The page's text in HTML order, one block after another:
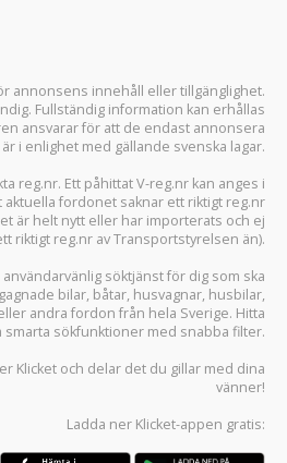
annonsens innehåll eller tillgänglighet.
Fullständig information kan erhållas
ansvarar för att de endast annonsera
i enlighet med gällande svenska lagar.
reg.nr. Ett påhittat V-reg.nr kan anges i
fordonet saknar ett riktigt reg.nr
är helt nytt eller har importerats och ej
riktigt reg.nr av Transportstyrelsen än).
användarvänlig söktjänst för dig som ska
bilar, båtar, husvagnar, husbilar,
andra fordon från hela Sverige. Hitta
smarta sökfunktioner med snabba filter.
Klicket och delar det du gillar med dina
vänner!
Ladda ner Klicket-appen gratis: